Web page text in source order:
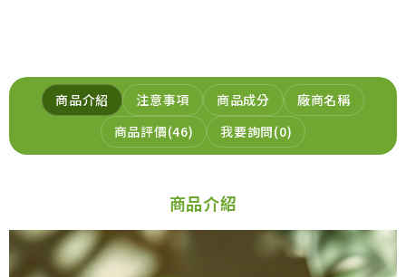
商品介紹 注意事項 商品成分
廠商名稱
商品評價 46 我要詢問 0
商品介紹